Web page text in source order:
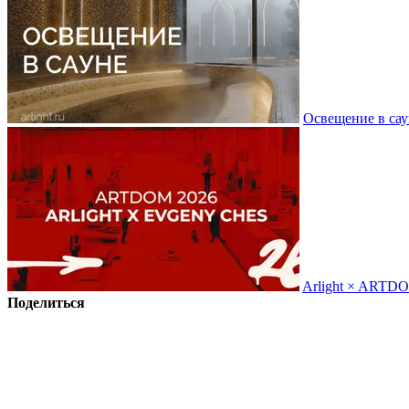
Освещение в
Arlight ×
Поделиться